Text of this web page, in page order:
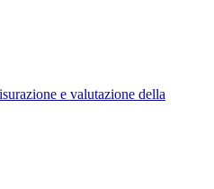
e valutazione della